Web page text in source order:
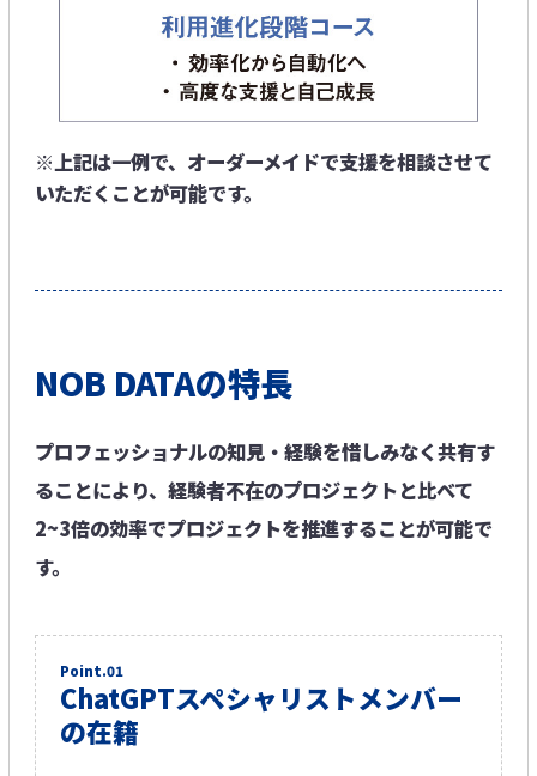
※上記は一例で、オーダーメイドで支援を相談させて
いただくことが可能です。​
NOB DATAの特長
プロフェッショナルの知見・経験を惜しみなく共有す
ることにより、 経験者不在のプロジェクトと比べて
2~3倍の効率でプロジェクトを推進することが可能で
す。
Point.01
ChatGPTスペシャリストメンバー
の在籍​